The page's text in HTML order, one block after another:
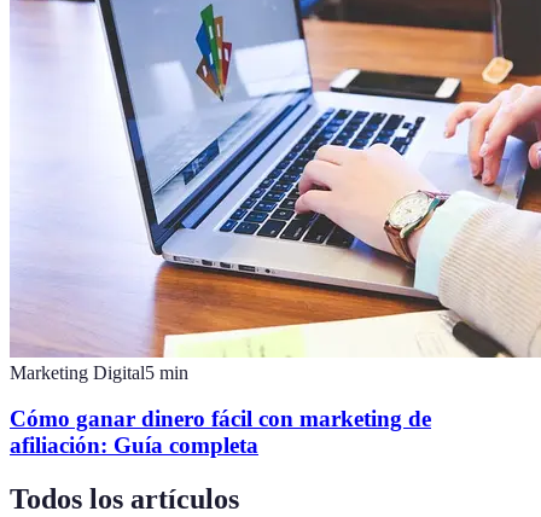
Marketing Digital5 min
Cómo ganar dinero fácil con marketing de
afiliación: Guía completa
Todos los artículos